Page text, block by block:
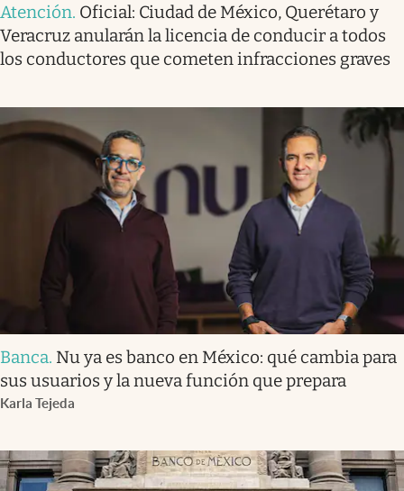
Atención. Oficial: Ciudad de México, Querétaro y
Veracruz anularán la licencia de conducir a todos
los conductores que cometen infracciones graves
Banca. Nu ya es banco en México: qué cambia para
sus usuarios y la nueva función que prepara
Karla Tejeda